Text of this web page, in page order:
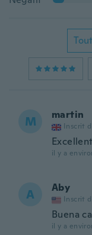
Tout
M martin
Inscrit
il y a
A Aby
Inscrit
Buena
il y a